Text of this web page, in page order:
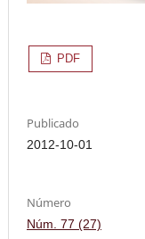
PDF
Publicado
2012-10-01
Número
Núm. 77 (27)